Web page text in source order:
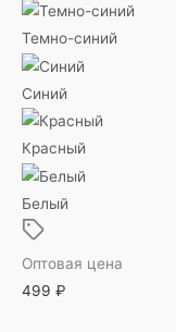
Темно-синий
Синий
Красный
Белый
Оптовая цена
499 ₽